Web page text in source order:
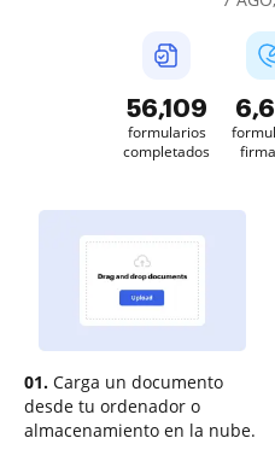
56,109
formularios
completados
01. Carga un documento
desde tu ordenador o
almacenamiento en la nube.